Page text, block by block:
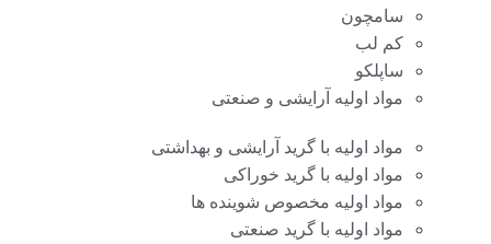
سامچون
کم لب
ساپلکو
مواد اولیه آرایشی و صنعتی
مواد اولیه با گرید آرایشی و بهداشتی
مواد اولیه با گرید خوراکی
مواد اولیه مخصوص شوینده ها
مواد اولیه با گرید صنعتی